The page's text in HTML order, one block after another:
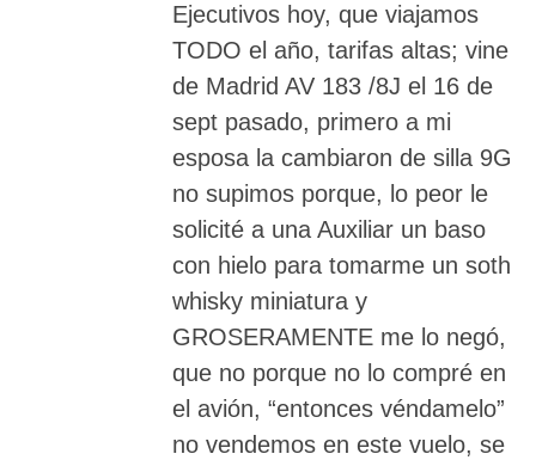
Ejecutivos hoy, que viajamos
TODO el año, tarifas altas; vine
de Madrid AV 183 /8J el 16 de
sept pasado, primero a mi
esposa la cambiaron de silla 9G
no supimos porque, lo peor le
solicité a una Auxiliar un baso
con hielo para tomarme un soth
whisky miniatura y
GROSERAMENTE me lo negó,
que no porque no lo compré en
el avión, “entonces véndamelo”
no vendemos en este vuelo, se